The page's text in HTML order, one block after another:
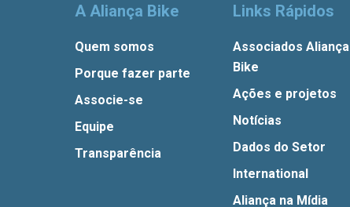
A Aliança Bike
Quem somos
Porque fazer parte
Associe-se
Equipe
Transparência
Links Rápidos
Associados Aliança
Bike
Ações e projetos
Notícias
Dados do Setor
International
Aliança na Mídia